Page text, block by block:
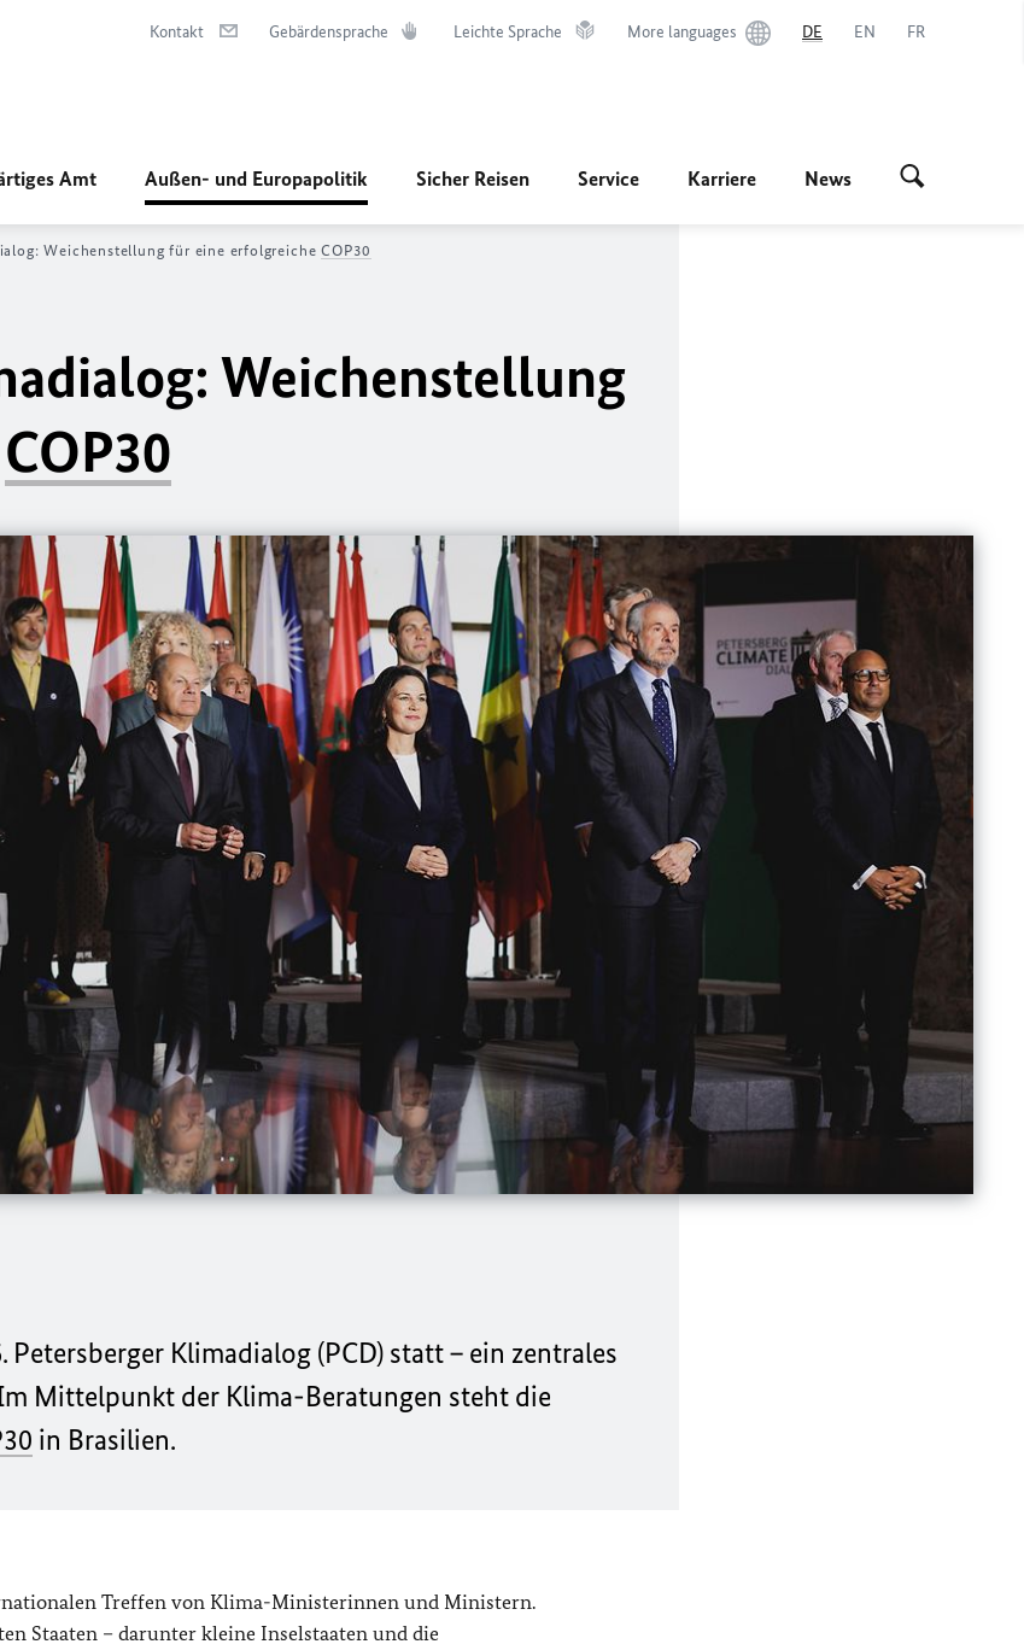
Kontakt Gebärdensprache Leichte Sprache More languages DE EN FR
Amt Außen- und Europapolitik Sicher Reisen Service Karriere News
Weichenstellung für eine erfolgreicheCOP30
Weichenstellung
COP30
Klimadialog (PCD) statt – ein zentrales
Mittelpunkt der Klima-Beratungen steht die
in Brasilien.
Treffen von Klima-Ministerinnen und Ministern.
Staaten – darunter kleine Inselstaaten und die